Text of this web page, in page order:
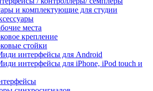
и комплектующие для студии
места
крепление
стойки
интерфейсы для Android
интерфейсы для iPhone, iPod touch и